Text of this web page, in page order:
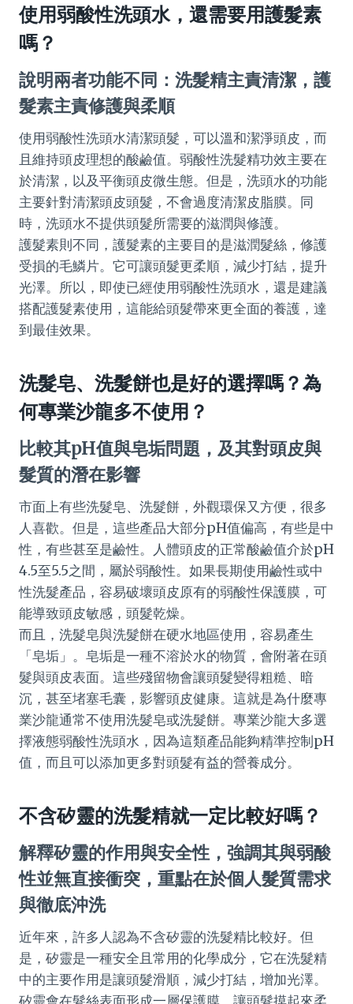
使用弱酸性洗頭水，還需要用護髮素
嗎？
說明兩者功能不同：洗髮精主責清潔，護
髮素主責修護與柔順
使用弱酸性洗頭水清潔頭髮，可以溫和潔淨頭皮，而
且維持頭皮理想的酸鹼值。弱酸性洗髮精功效主要在
於清潔，以及平衡頭皮微生態。但是，洗頭水的功能
主要針對清潔頭皮頭髮，不會過度清潔皮脂膜。同
時，洗頭水不提供頭髮所需要的滋潤與修護。
護髮素則不同，護髮素的主要目的是滋潤髮絲，修護
受損的毛鱗片。它可讓頭髮更柔順，減少打結，提升
光澤。所以，即使已經使用弱酸性洗頭水，還是建議
搭配護髮素使用，這能給頭髮帶來更全面的養護，達
到最佳效果。
洗髮皂、洗髮餅也是好的選擇嗎？為
何專業沙龍多不使用？
比較其pH值與皂垢問題，及其對頭皮與
髮質的潛在影響
市面上有些洗髮皂、洗髮餅，外觀環保又方便，很多
人喜歡。但是，這些產品大部分pH值偏高，有些是中
性，有些甚至是鹼性。人體頭皮的正常酸鹼值介於pH
4.5至5.5之間，屬於弱酸性。如果長期使用鹼性或中
性洗髮產品，容易破壞頭皮原有的弱酸性保護膜，可
能導致頭皮敏感，頭髮乾燥。
而且，洗髮皂與洗髮餅在硬水地區使用，容易產生
「皂垢」。皂垢是一種不溶於水的物質，會附著在頭
髮與頭皮表面。這些殘留物會讓頭髮變得粗糙、暗
沉，甚至堵塞毛囊，影響頭皮健康。這就是為什麼專
業沙龍通常不使用洗髮皂或洗髮餅。專業沙龍大多選
擇液態弱酸性洗頭水，因為這類產品能夠精準控制pH
值，而且可以添加更多對頭髮有益的營養成分。
不含矽靈的洗髮精就一定比較好嗎？
解釋矽靈的作用與安全性，強調其與弱酸
性並無直接衝突，重點在於個人髮質需求
與徹底沖洗
近年來，許多人認為不含矽靈的洗髮精比較好。但
是，矽靈是一種安全且常用的化學成分，它在洗髮精
中的主要作用是讓頭髮滑順，減少打結，增加光澤。